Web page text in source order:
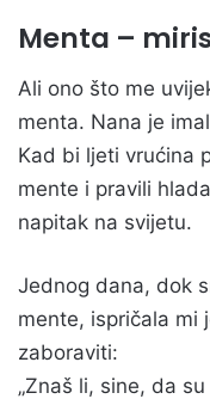
Menta –
Ali ono što me
menta. Nana je
Kad bi ljeti vrućina
mente i pravili
napitak na svijetu.
Jednog dana, dok
mente, ispričala mi
zaboraviti:
„Znaš li, sine, da